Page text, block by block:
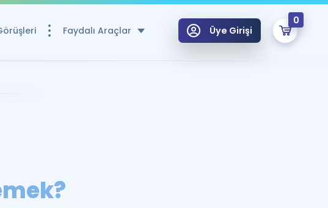
Faydalı Araçlar
Kaynaklar
YÖKDİL için Ücretsiz Kaynaklar
ve YÖKDİL Puan Hesaplama Aracı
Üye Girişi
0
Remzi Hoca ile seni sınava hazırlayacak onlarca eğitim seni bekliyor!